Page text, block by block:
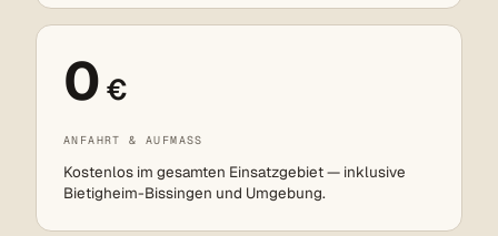
0 €
ANFAHRT & AUFMASS
Kostenlos im gesamten Einsatzgebiet — inklusive
Bietigheim-Bissingen und Umgebung.